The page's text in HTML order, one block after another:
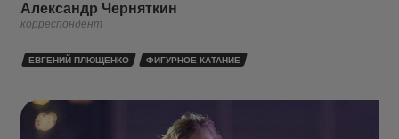
Александр Черняткин
корреспондент
ЕВГЕНИЙ ПЛЮЩЕНКО ФИГУРНОЕ КАТАНИЕ